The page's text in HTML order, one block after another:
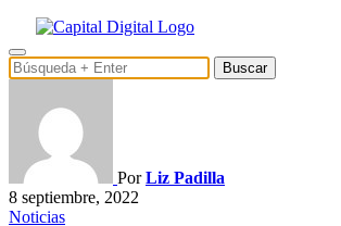
Buscar
PorLiz Padilla
8 septiembre, 2022
Noticias